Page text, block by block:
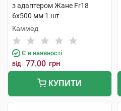
з адаптером Жане Fr18
6х500 мм 1 шт
Каммед
Є в наявності
від 77.00 грн
КУПИТИ